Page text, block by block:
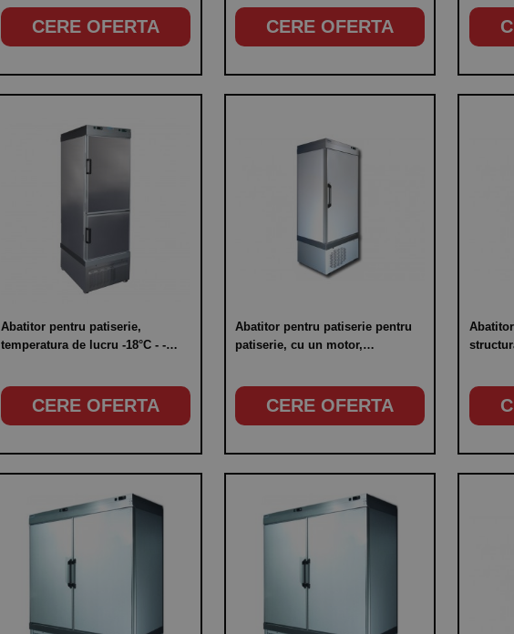
CERE OFERTA CERE OFERTA
Abatitor pentru patiserie,
temperatura de lucru -18°C - -
CERE OFERTA
Abatitor pentru patiserie pentru
patiserie, cu un motor,
CERE OFERTA
structura inox,